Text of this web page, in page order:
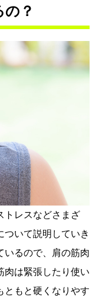
？
トレスなどさまざ
ついて説明していき
いるので、肩の筋肉
肉は緊張したり使い
ともと硬くなりやす